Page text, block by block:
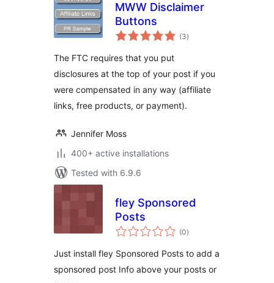
MWW Disclaimer
Buttons
(3total
ratings
)
The FTC requires that you put
disclosures at the top of your post if you
were compensated in any way (affiliate
links, free products, or payment).
Jennifer Moss
400+ active installations
Tested with 6.9.6
fley Sponsored
Posts
(0total
ratings
)
Just install fley Sponsored Posts to add a
sponsored post Info above your posts or